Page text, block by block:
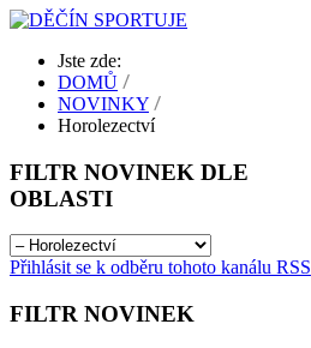
Jste zde:
DOMŮ
NOVINKY
Horolezectví
FILTR NOVINEK DLE
OBLASTI
Přihlásit se k odběru tohoto kanálu RSS
FILTR NOVINEK